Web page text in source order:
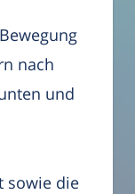
nach
und
sowie die